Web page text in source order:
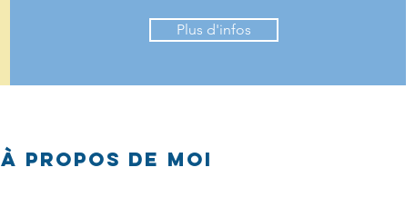
Plus d'infos
À propos de moi